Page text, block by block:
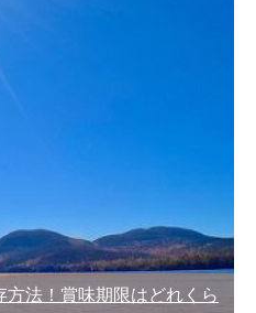
法！賞味期限はどれくら